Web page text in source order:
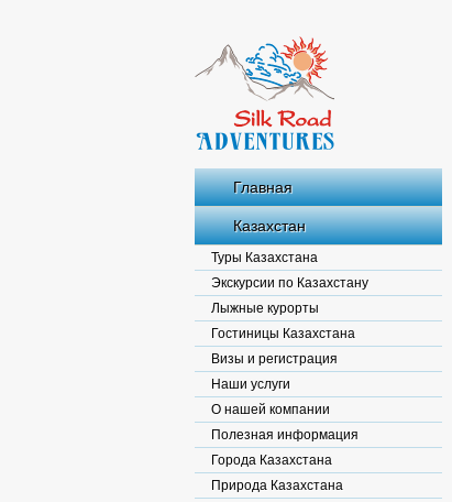
Главная
Казахстан
Туры Казахстана
Экскурсии по Казахстану
Лыжные курорты
Гостиницы Казахстана
Визы и регистрация
Наши услуги
О нашей компании
Полезная информация
Города Казахстана
Природа Казахстана